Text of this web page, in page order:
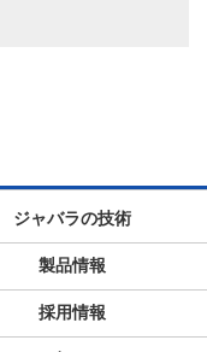
ジャバラの技術
製品情報
採用情報